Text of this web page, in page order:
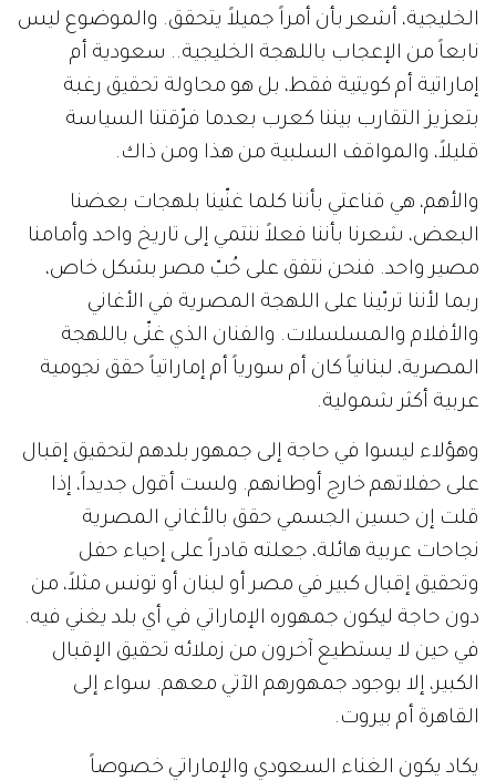
الخليجية، أشعر بأن أمراً جميلاً يتحقق. والموضوع ليس
نابعاً من الإعجاب باللهجة الخليجية.. سعودية أم
إماراتية أم كويتية فقط، بل هو محاولة تحقيق رغبة
بتعزيز التقارب بيننا كعرب بعدما فرّقتنا السياسة
قليلاً، والمواقف السلبية من هذا ومن ذاك .
والأهم، هي قناعتي بأننا كلما غنّينا بلهجات بعضنا
البعض، شعرنا بأننا فعلاً ننتمي إلى تاريخ واحد وأمامنا
مصير واحد. فنحن نتفق على حُبّ مصر بشكل خاص،
ربما لأننا تربّينا على اللهجة المصرية في الأغاني
والأفلام والمسلسلات . والفنان الذي غنّى باللهجة
المصرية، لبنانياً كان أم سورياً أم إماراتياً حقق نجومية
عربية أكثر شمولية.
وهؤلاء ليسوا في حاجة إلى جمهور بلدهم لتحقيق إقبال
على حفلاتهم خارج أوطانهم. ولست أقول جديداً، إذا
قلت إن حسين الجسمي حقق بالأغاني المصرية
نجاحات عربية هائلة، جعلته قادراً على إحياء حفل
وتحقيق إقبال كبير في مصر أو لبنان أو تونس مثلاً، من
دون حاجة ليكون جمهوره الإماراتي في أي بلد يغني فيه.
في حين لا يستطيع آخرون من زملائه تحقيق الإقبال
الكبير، إلا بوجود جمهورهم الآتي معهم. سواء إلى
القاهرة أم بيروت .
يكاد يكون الغناء السعودي والإماراتي خصوصاً